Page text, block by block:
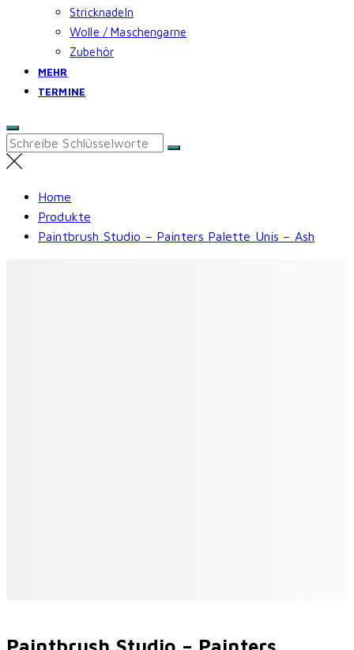
Stricknadeln
Wolle / Maschengarne
Zubehör
MEHR
TERMINE
Search
for:
Home
Produkte
Paintbrush Studio – Painters Palette Unis – Ash